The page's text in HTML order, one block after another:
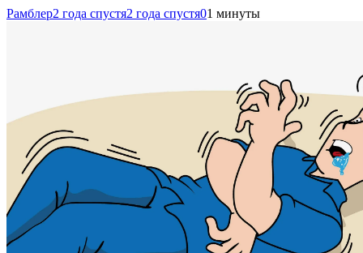
Рамблер2 года спустя2 года спустя01 минуты